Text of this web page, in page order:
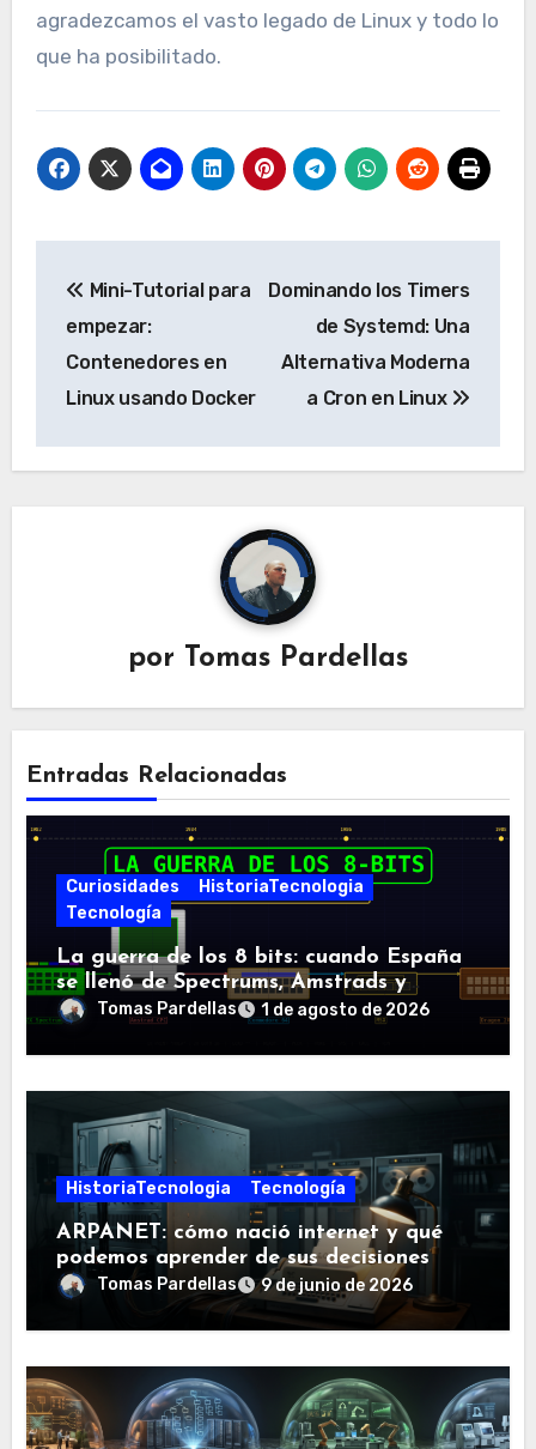
agradezcamos el vasto legado de Linux y todo lo
que ha posibilitado.
de
entradas
Mini-Tutorial para
empezar:
Contenedores en
Linux usando Docker
Dominando los Timers
de Systemd: Una
Alternativa Moderna
a Cron en Linux
por Tomas Pardellas
Entradas Relacionadas
Curiosidades
HistoriaTecnologia
Tecnología
La guerra de los 8 bits: cuando España
se llenó de Spectrums, Amstrads y
Dragones
Tomas Pardellas 1 de agosto de 2026
HistoriaTecnologia Tecnología
ARPANET: cómo nació internet y qué
podemos aprender de sus decisiones
Tomas Pardellas 9 de junio de 2026